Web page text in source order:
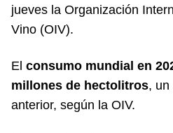
jueves la Organización
Vino (OIV).
El consumo mundial en
millones de hectolitros, un
anterior, según la OIV.